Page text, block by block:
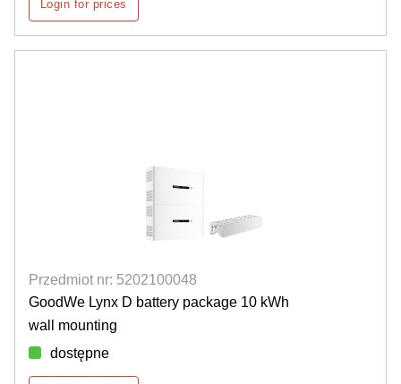
Login for prices
Przedmiot nr: 5202100048
GoodWe Lynx D battery package 10 kWh
wall mounting
dostępne